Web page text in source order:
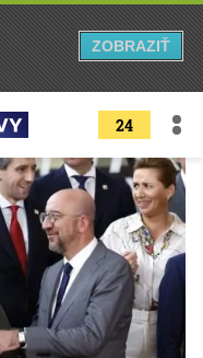
24
ZOBRAZIŤ